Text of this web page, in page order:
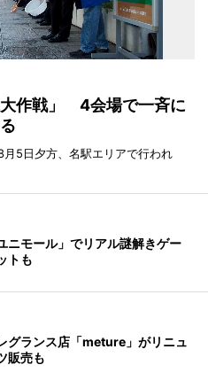
作戦」 4会場で一斉に
月5日夕方、名駅エリアで行われ
ニモール」でリアル謎解きゲー
トも
グランス店「meture」がリニュ
販売も